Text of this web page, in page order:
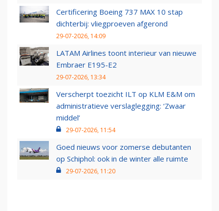
Certificering Boeing 737 MAX 10 stap
dichterbij: vliegproeven afgerond
29-07-2026, 14:09
LATAM Airlines toont interieur van nieuwe
Embraer E195-E2
29-07-2026, 13:34
Verscherpt toezicht ILT op KLM E&M om
administratieve verslaglegging: ‘Zwaar
middel’
29-07-2026, 11:54
Goed nieuws voor zomerse debutanten
op Schiphol: ook in de winter alle ruimte
29-07-2026, 11:20